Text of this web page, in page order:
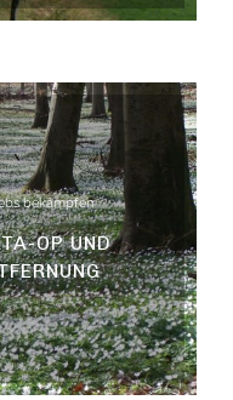
bekämpfen
OP UND